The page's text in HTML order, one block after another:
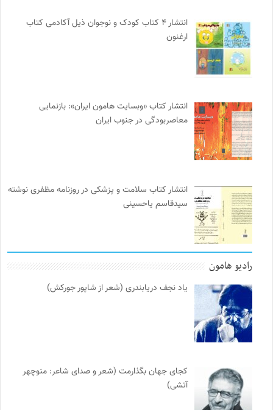
انتشار ۴ کتاب کودک و نوجوان ذیل آکادمی کتاب
ارغنون
انتشار کتاب «وبسایت هامون ایران»: بازنمایی
معاصربودگی در جنوب ایران
انتشار کتاب سلامت و پزشکی در روزنامه مظفری نوشته
سیدقاسم یاحسینی
رادیو هامون
یاد نجف دریابندری (شعر از شاپور جورکش)
کجای جهان بگذارمت (شعر و صدای شاعر: منوچهر
آتشی)